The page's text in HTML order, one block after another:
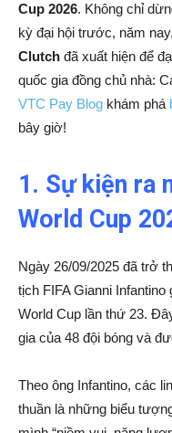
Cup 2026. Không chỉ
kỳ đại hội trước, năm
Clutch đã xuất hiện để
quốc gia đồng chủ nhà:
VTC Pay Blog khám phá
bây giờ!
1. Sự kiện ra
World Cup
Ngày 26/09/2025 đã trở
tịch FIFA Gianni
World Cup lần thứ 23.
gia của 48 đội bóng và
Theo ông Infantino, các
thuần là những biểu